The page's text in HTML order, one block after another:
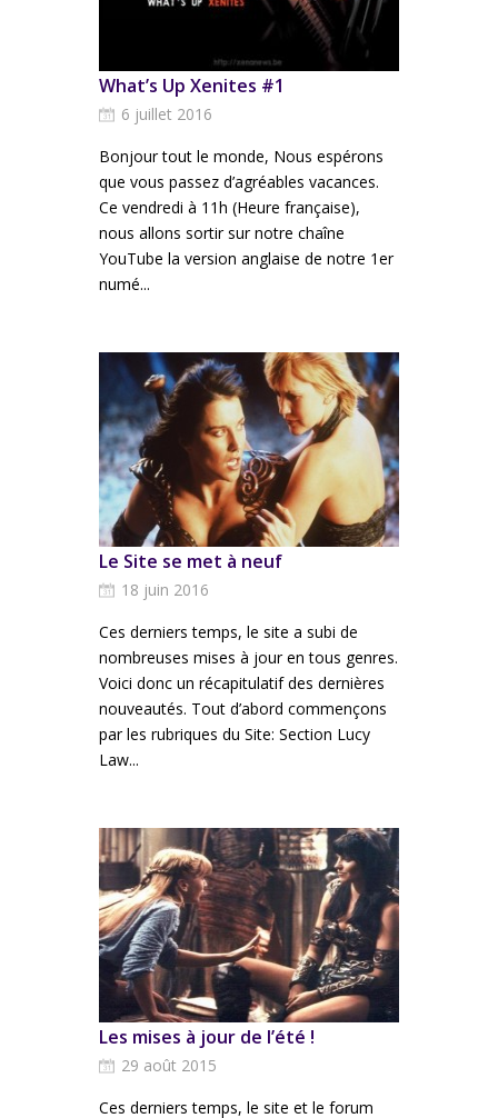
What’s Up Xenites #1
6 juillet 2016
Bonjour tout le monde, Nous espérons
que vous passez d’agréables vacances.
Ce vendredi à 11h (Heure française),
nous allons sortir sur notre chaîne
YouTube la version anglaise de notre 1er
numé...
Le Site se met à neuf
18 juin 2016
Ces derniers temps, le site a subi de
nombreuses mises à jour en tous genres.
Voici donc un récapitulatif des dernières
nouveautés. Tout d’abord commençons
par les rubriques du Site: Section Lucy
Law...
Les mises à jour de l’été !
29 août 2015
Ces derniers temps, le site et le forum